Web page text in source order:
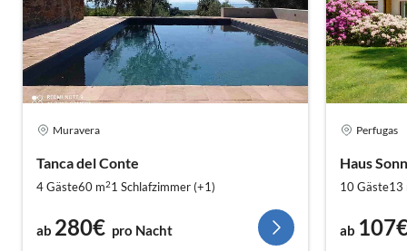
Muravera
Tanca del Conte
4 Gäste60 m21 Schlafzimmer (+1)
ab 280€ pro Nacht
Perfugas
Haus
10 Gäste13
ab